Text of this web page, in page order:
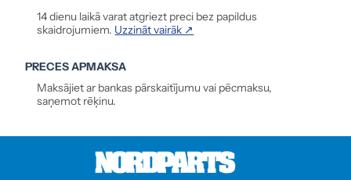
14 dienu laikā varat atgriezt preci bez papildus
skaidrojumiem. Uzzināt vairāk ↗
PRECES APMAKSA
Maksājiet ar bankas pārskaitījumu vai pēcmaksu,
saņemot rēķinu.